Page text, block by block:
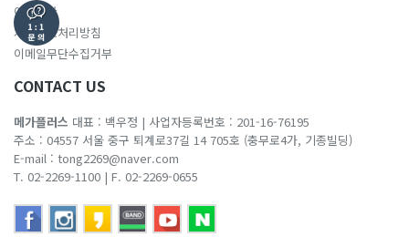
이용약관
개인정보처리방침
이메일무단수집거부
CONTACT US
메가플러스 대표 : 백우정 | 사업자등록번호 : 201-16-76195
주소 : 04557 서울 중구 퇴계로37길 14 705호 (충무로4가, 기종빌딩)
E-mail : tong2269@naver.com
T. 02-2269-1100 | F. 02-2269-0655